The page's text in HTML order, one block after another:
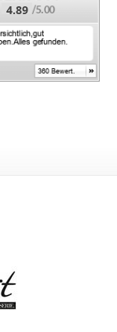
4.89